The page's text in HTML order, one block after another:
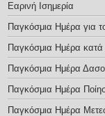
Εαρινή Ισημερία
Παγκόσμια Ημέρα για
Παγκόσμια Ημέρα κατά
Παγκόσμια Ημέρα
Παγκόσμια Ημέρα
Παγκόσμια Ημέρα